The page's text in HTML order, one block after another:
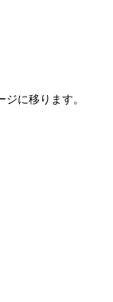
に移ります。